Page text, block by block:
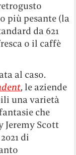
più pesante (la
da 621
o il caffè
al caso.
, le aziende
una varietà
che
Jeremy Scott
di